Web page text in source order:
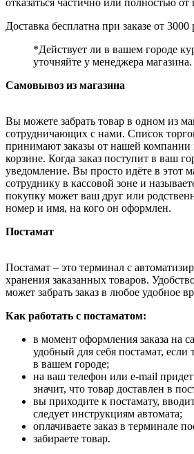
Доставка бесплатна при заказе от 3000
*Действует ли в вашем городе
уточняйте у менеджера магазина.
Самовывоз из магазина
Вы можете забрать товар в одном из
сотрудничающих с нами. Список
принимают заказы от нашей компании
корзине. Когда заказ поступит в ваш
уведомление. Вы просто идёте в этот
сотруднику в кассовой зоне и
покупку может ваш друг или
номер и имя, на кого он оформлен.
Постамат
Постамат – это терминал с
хранения заказанных товаров.
может забрать заказ в любое удобное
Как работать с постаматом:
в момент оформления заказа на
удобный для себя постамат, если
в вашем городе;
на ваш телефон или e-mail
значит, что товар доставлен в
вы приходите к постамату,
следует инструкциям автомата;
оплачиваете заказ в терминале
забираете товар.